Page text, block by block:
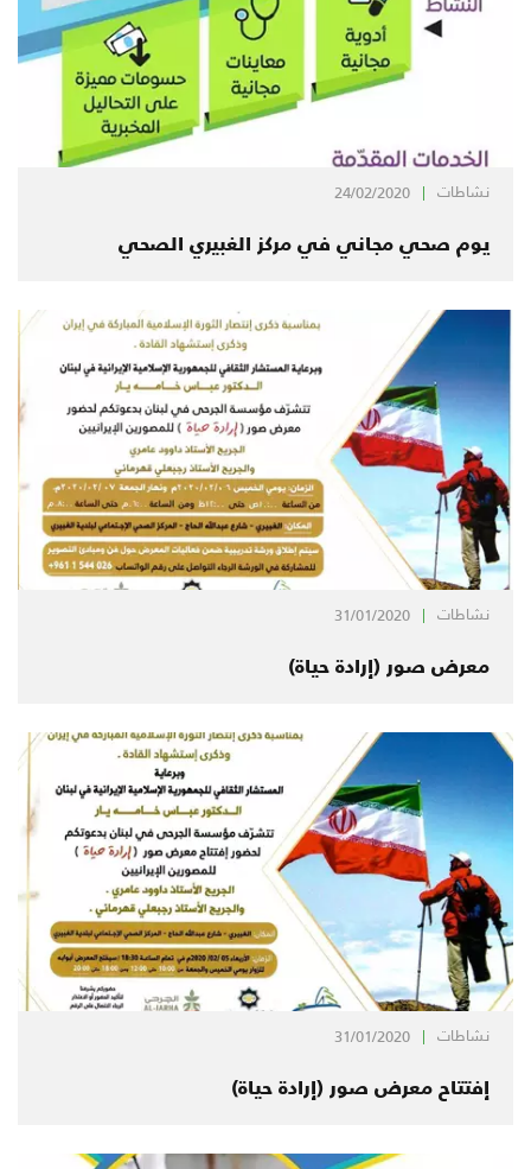
نشاطات 24/02/2020
يوم صحي مجاني في مركز الغبيري الصحي
نشاطات 31/01/2020
معرض صور (إرادة حياة)
نشاطات 31/01/2020
إفتتاح معرض صور (إرادة حياة)